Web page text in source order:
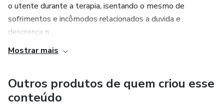
o utente durante a terapia, isentando o mesmo de
sofrimentos e incômodos relacionados a duvida e
descrença n...
Mostrar mais
Outros produtos de quem criou esse
conteúdo